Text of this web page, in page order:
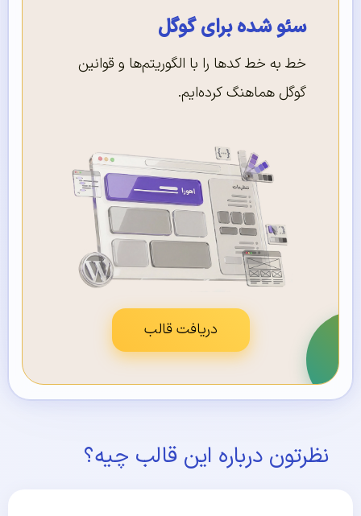
سئو شده برای گوگل
خط به خط کدها را با الگوریتم‌ها و قوانین
گوگل هماهنگ کرده‌ایم.
دریافت قالب
نظرتون درباره این قالب چیه؟